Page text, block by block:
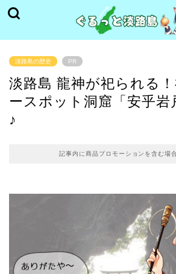
淡路島の歴史 PR
淡路島 龍神が祀られる
ースポット洞窟「安乎岩
♪
記事内に商品プロモーションを含む場